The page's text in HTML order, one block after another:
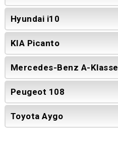
Hyundai i10
KIA Picanto
Mercedes-Benz A-Klasse
Peugeot 108
Toyota Aygo